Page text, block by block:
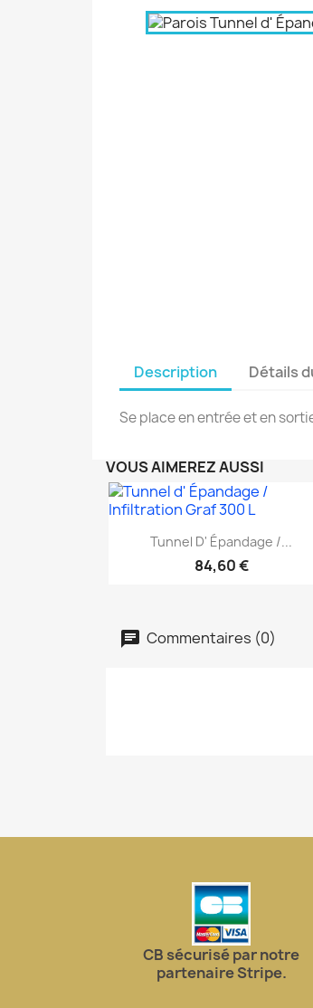
Description Détails
Se place en entrée et en
VOUS AIMEREZ AUSSI
Aperçu rapide
Tunnel D' Épandage /...
84,60 €
Commentaires (0)
CB sécurisé par notre
partenaire Stripe.